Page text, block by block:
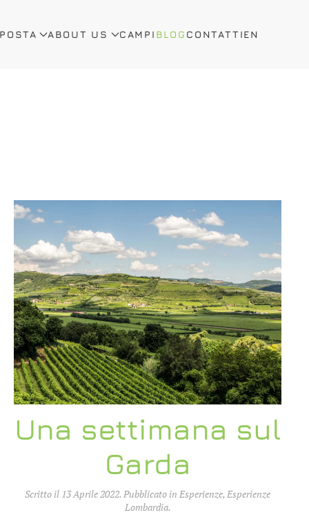
ABOUT US CAMPI BLOG CONTATTIEN
Una settimana sul
Garda
Scritto il 13 Aprile 2022. Pubblicato in Esperienze,Esperienze
Lombardia.